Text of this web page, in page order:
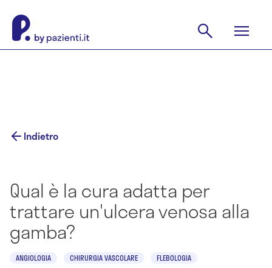
Indietro
Qual è la cura adatta per
trattare un'ulcera venosa alla
gamba?
ANGIOLOGIA CHIRURGIA VASCOLARE FLEBOLOGIA